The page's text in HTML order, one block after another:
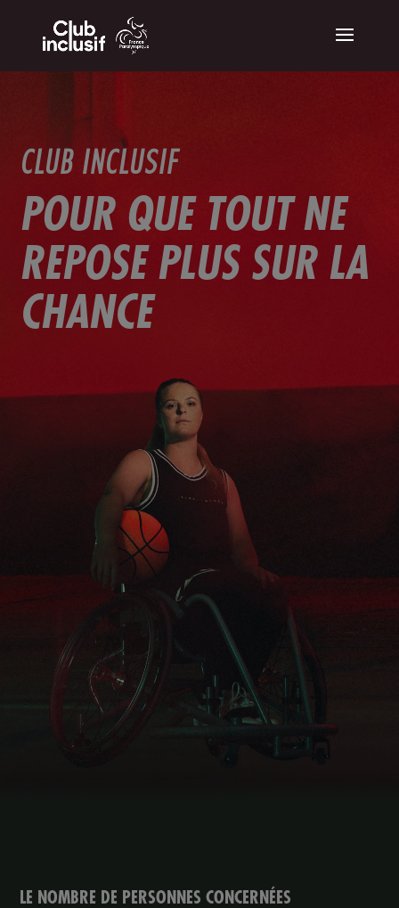
CLUB INCLUSIF
POUR QUE TOUT NE
REPOSE PLUS SUR LA
CHANCE
LE NOMBRE DE PERSONNES CONCERNÉES